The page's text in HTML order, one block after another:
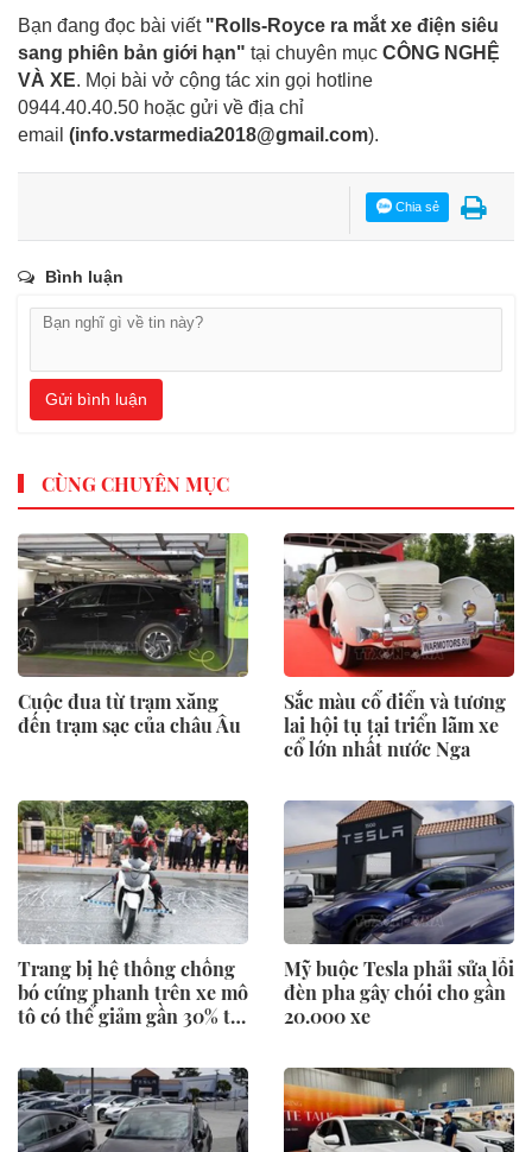
Bạn đang đọc bài viết "Rolls-Royce ra mắt xe điện siêu
sang phiên bản giới hạn" tại chuyên mục CÔNG NGHỆ
VÀ XE. Mọi bài vở cộng tác xin gọi hotline
0944.40.40.50 hoặc gửi về địa chỉ
email (info.vstarmedia2018@gmail.com).
Chia sẻ
Bình luận
Gửi bình luận
CÙNG CHUYÊN MỤC
Cuộc đua từ trạm xăng
đến trạm sạc của châu Âu
Sắc màu cổ điển và tương
lai hội tụ tại triển lãm xe
cổ lớn nhất nước Nga
Trang bị hệ thống chống
bó cứng phanh trên xe mô
tô có thể giảm gần 30% tai
Mỹ buộc Tesla phải sửa lỗi
đèn pha gây chói cho gần
20.000 xe